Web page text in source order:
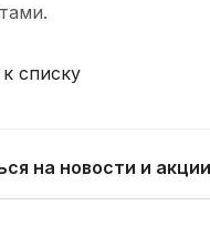
списку
на новости и акции